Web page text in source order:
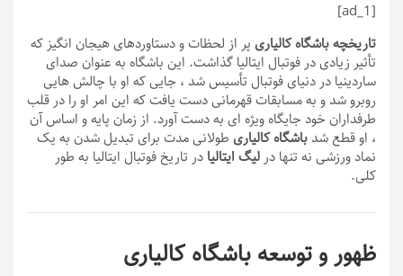
[ad_1]
تاریخچه باشگاه کالیاری پر از لحظات و دستاوردهای هیجان انگیز که
تأثیر زیادی در فوتبال ایتالیا گذاشت. این باشگاه به عنوان صدای
ساردینیا در دنیای فوتبال تأسیس شد ، جایی که او با چالش هایی
روبرو شد و به مسابقات قهرمانی دست یافت که این امر او را در قلب
طرفداران خود جایگاه ویژه ای به دست آورد. از زمان پایه و اساس آن
، او قطع شدباشگاه کالیاری طولانی مدت برای تبدیل شدن به یک
نماد ورزشی نه تنها در لیگ ایتالیا در تاریخ فوتبال ایتالیا به طور
کلی.
ظهور و توسعه باشگاه کالیاری